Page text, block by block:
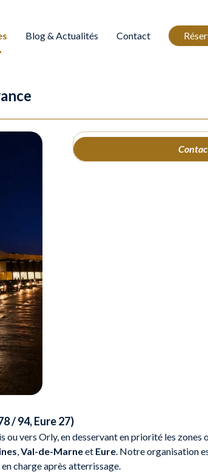
Blog & Actualités Contact
/ 94, Eure 27)
ou vers Orly, en desservant en priorité les zones
Val-de-Marneet Eure . Notre organisation
charge après atterrissage.